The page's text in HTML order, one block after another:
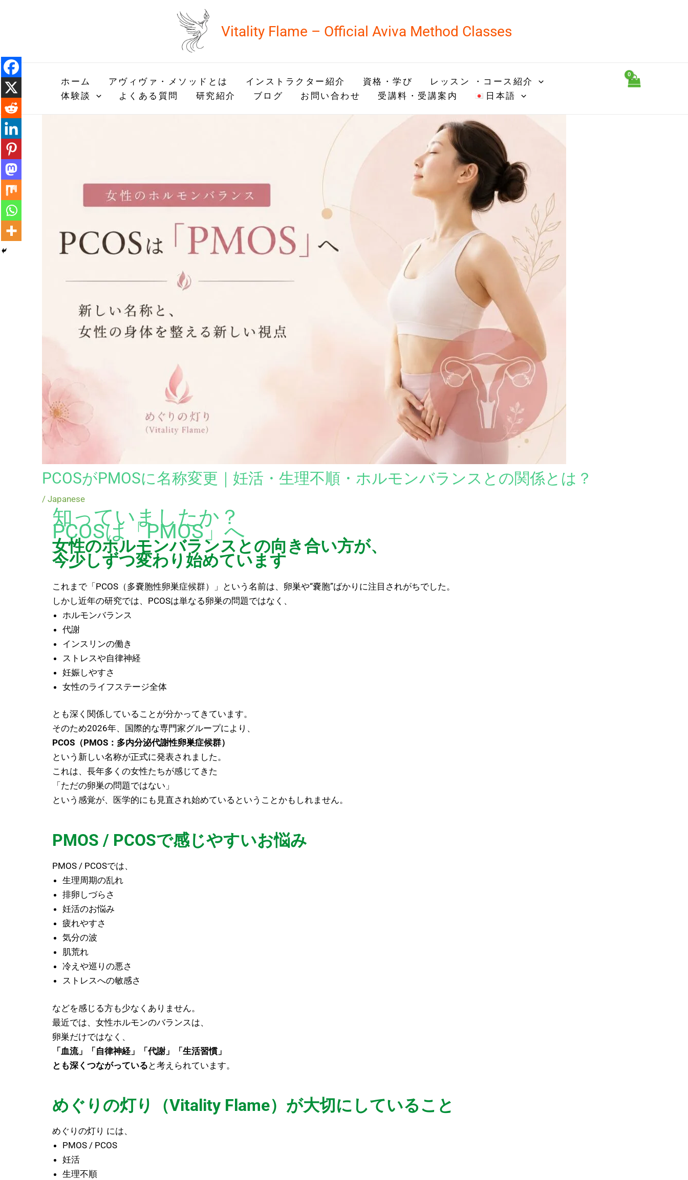
キ
ッ
プ
Vitality Flame – Official Aviva Method Classes
ホーム アヴィヴァ・メソッドとは インストラクター紹介 資格・学び
レッスン ・コース紹介
体験談
よくある質問 研究紹介 ブログ お問い合わせ 受講料・受講案内 日本語
PCOSがPMOSに名称変更｜妊活・生理不順・ホルモンバランスとの関係とは？
/ Japanese
知っていましたか？
PCOSは「PMOS」へ
女性のホルモンバランスとの向き合い方が、
今少しずつ変わり始めています
これまで「PCOS（多嚢胞性卵巣症候群）」という名前は、卵巣や“嚢胞”ばかりに注目されがちでした。
しかし近年の研究では、PCOSは単なる卵巣の問題ではなく、
ホルモンバランス
代謝
インスリンの働き
ストレスや自律神経
妊娠しやすさ
女性のライフステージ全体
とも深く関係していることが分かってきています。
そのため2026年、国際的な専門家グループにより、
PCOS（PMOS：多内分泌代謝性卵巣症候群）
という新しい名称が正式に発表されました。
これは、長年多くの女性たちが感じてきた
「ただの卵巣の問題ではない」
という感覚が、医学的にも見直され始めているということかもしれません。
PMOS / PCOSで感じやすいお悩み
PMOS / PCOSでは、
生理周期の乱れ
排卵しづらさ
妊活のお悩み
疲れやすさ
気分の波
肌荒れ
冷えや巡りの悪さ
ストレスへの敏感さ
などを感じる方も少なくありません。
最近では、女性ホルモンのバランスは、
卵巣だけではなく、
「血流」「自律神経」「代謝」「生活習慣」
とも深くつながっている と考えられています。
めぐりの灯り（Vitality Flame）が大切にしていること
めぐりの灯り には、
PMOS / PCOS
妊活
生理不順